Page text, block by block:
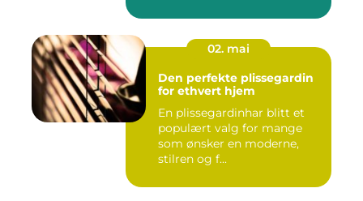
02. mai
Den perfekte plissegardin
for ethvert hjem
En plissegardinhar blitt et
populært valg for mange
som ønsker en moderne,
stilren og f...